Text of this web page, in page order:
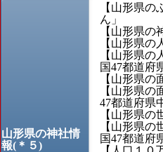
山形県の神社情
報(＊５)
【山形県
ん」
【山形県の
【山形県の
【山形県の
国47都道府
【山形県の
【山形県の
47都道府県
【山形県の
【山形県の
国47都道府